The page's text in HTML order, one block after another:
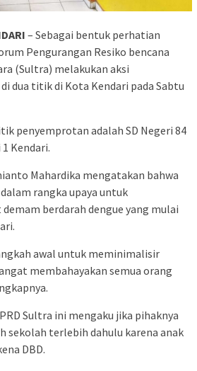
– Sebagai bentuk perhatian
Pengurangan Resiko bencana
(Sultra) melakukan aksi
dua titik di Kota Kendari pada Sabtu
penyemprotan adalah SD Negeri 84
Kendari.
Mahardika mengatakan bahwa
rangka upaya untuk
berdarah dengue yang mulai
awal untuk meminimalisir
membahayakan semua orang
Sultra ini mengaku jika pihaknya
sekolah terlebih dahulu karena anak
DBD.